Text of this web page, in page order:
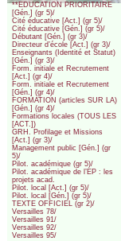
**EDUCATION PRIORITAIRE
[Gén.] (gr 5)/
Cité éducative [Act.] (gr 5)/
Cité éducative [Gén.] (gr 5)/
Débutant [Gén.] (gr 3)/
Directeur d’école [Act.] (gr 3)/
Enseignants (Identité et Statut)
[Gén.] (gr 3)/
Form. initiale et Recrutement
[Act.] (gr 4)/
Form. initiale et Recrutement
[Gén.] (gr 4)/
FORMATION (articles SUR LA)
[Gén.] (gr 4)/
Formations locales (TOUS LES
[ACT.])
GRH. Profilage et Missions
[Act.] (gr 3)/
Management public [Gén.] (gr
5)/
Pilot. académique (gr 5)/
Pilot. académique de l’EP : les
projets acad.
Pilot. local [Act.] (gr 5)/
Pilot. local [Gén.] (gr 5)/
TEXTE OFFICIEL (gr 2)/
Versailles 78/
Versailles 91/
Versailles 92/
Versailles 95/